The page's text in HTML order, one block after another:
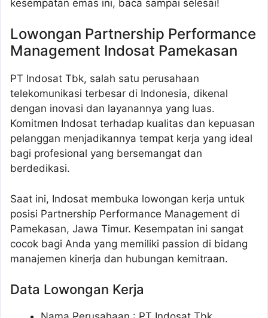
kesempatan emas ini, baca sampai selesai!
Lowongan Partnership Performance
Management Indosat Pamekasan
PT Indosat Tbk, salah satu perusahaan
telekomunikasi terbesar di Indonesia, dikenal
dengan inovasi dan layanannya yang luas.
Komitmen Indosat terhadap kualitas dan kepuasan
pelanggan menjadikannya tempat kerja yang ideal
bagi profesional yang bersemangat dan
berdedikasi.
Saat ini, Indosat membuka lowongan kerja untuk
posisi Partnership Performance Management di
Pamekasan, Jawa Timur. Kesempatan ini sangat
cocok bagi Anda yang memiliki passion di bidang
manajemen kinerja dan hubungan kemitraan.
Data Lowongan Kerja